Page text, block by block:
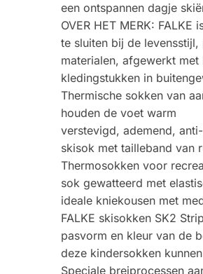
een ontspannen dagje
OVER HET MERK:
te sluiten bij de
materialen, afgewerkt
kledingstukken in
Thermische sokken van
houden de voet warm
verstevigd, ademend,
skisok met tailleband van
Thermosokken voor
sok gewatteerd met
ideale kniekousen met
FALKE skisokken SK2
pasvorm en kleur van de
deze kindersokken
Speciale breiprocessen